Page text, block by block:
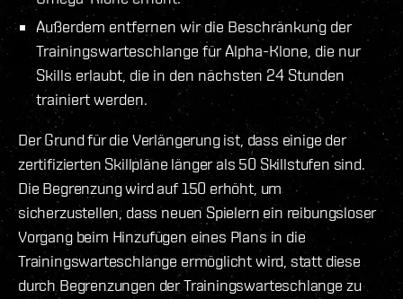
Außerdem entfernen wir die Beschränkung der
Trainingswarteschlange für Alpha-Klone, die nur
Skills erlaubt, die in den nächsten 24 Stunden
trainiert werden.
Der Grund für die Verlängerung ist, dass einige der
zertifizierten Skillpläne länger als 50 Skillstufen sind.
Die Begrenzung wird auf 150 erhöht, um
sicherzustellen, dass neuen Spielern ein reibungsloser
Vorgang beim Hinzufügen eines Plans in die
Trainingswarteschlange ermöglicht wird, statt diese
durch Begrenzungen der Trainingswarteschlange zu